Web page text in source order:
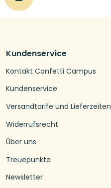
Kundenservice
Kontakt Confetti Campus
Kundenservice
Versandtarife und Lieferzeiten
Widerrufsrecht
Über uns
Treuepunkte
Newsletter